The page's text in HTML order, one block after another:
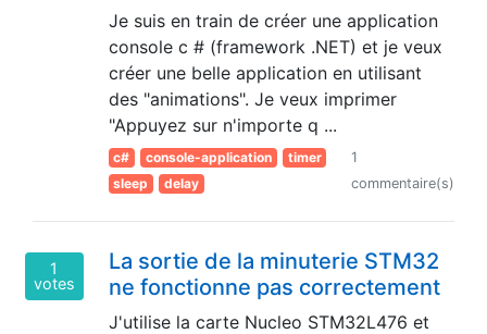
Je suis en train de créer une application
console c # (framework .NET) et je veux
créer une belle application en utilisant
des "animations". Je veux imprimer
"Appuyez sur n'importe q ...
c# console-application
timer
sleep
delay
1
commentaire(s)
1
votes
La sortie de la minuterie STM32
ne fonctionne pas correctement
J'utilise la carte Nucleo STM32L476 et